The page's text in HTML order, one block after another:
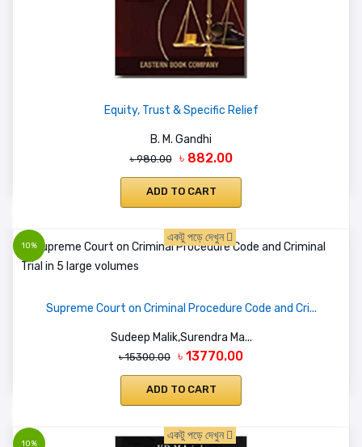
Equity, Trust & Specific Relief
B. M. Gandhi
৳ 980.00 ৳ 882.00
ADD TO CART
10%
একটু পড়ে দেখুন
Supreme Court on Criminal Procedure Code and Cri...
Sudeep Malik,Surendra Ma...
৳ 15300.00 ৳ 13770.00
ADD TO CART
10%
একটু পড়ে দেখুন